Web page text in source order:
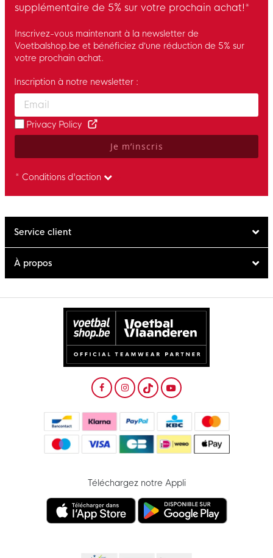
supplémentaire de 5% sur votre prochain achat!*
Inscrivez-vous maintenant à la newsletter de
Voetbalshop.be et bénéficiez d’une réduction de 5% sur
votre prochain achat.
Enter your email and accept the privacy policy to subscribe to
Inscription à notre newsletter :
Privacy Policy
Je m’inscris
* Conditions d'action
Service client
À propos
Téléchargez notre Appli